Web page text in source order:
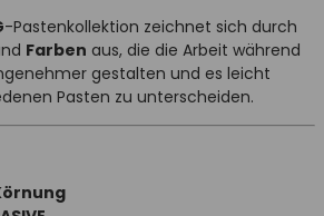
-Pastenkollektion zeichnet sich durch
Farben aus, die die Arbeit während
gestalten und es leicht
Pasten zu unterscheiden.